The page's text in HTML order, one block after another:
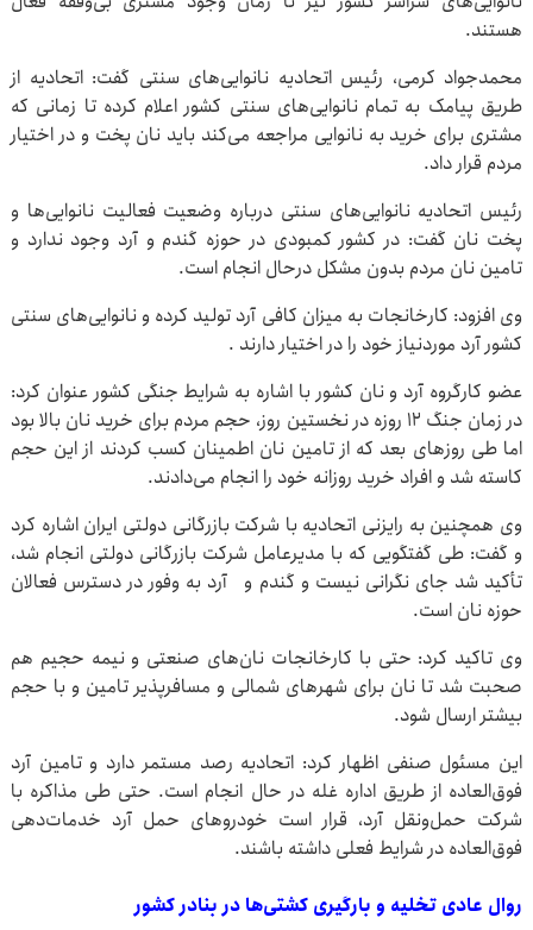
هستند.
محمدجواد کرمی، رئیس اتحادیه نانوایی‌های سنتی گفت: اتحادیه از
طریق پیامک به تمام نانوایی‌های سنتی کشور اعلام کرده تا زمانی که
مشتری برای خرید به نانوایی مراجعه می‌کند باید نان پخت و در اختیار
مردم قرار داد.
رئیس اتحادیه نانوایی‌های سنتی درباره وضعیت فعالیت نانوایی‌ها و
پخت نان گفت: در کشور کمبودی در حوزه گندم و آرد وجود ندارد و
تامین نان مردم بدون مشکل درحال انجام است.
وی افزود: کارخانجات به میزان کافی آرد تولید کرده و نانوایی‌های سنتی
کشور آرد موردنیاز خود را در اختیار دارند .
عضو کارگروه آرد و نان کشور با اشاره به شرایط جنگی کشور عنوان کرد:
در زمان جنگ ۱۲ روزه در نخستین روز، حجم مردم برای خرید نان بالا بود
اما طی روزهای بعد که از تامین نان اطمینان کسب کردند از این حجم
کاسته شد و افراد خرید روزانه خود را انجام می‌دادند.
وی همچنین به رایزنی اتحادیه با شرکت بازرگانی دولتی ایران اشاره کرد
و گفت: طی گفتگویی که با مدیرعامل شرکت بازرگانی دولتی انجام شد،
تأکید شد جای نگرانی نیست و گندم و آرد به وفور در دسترس فعالان
حوزه نان است.
وی تاکید کرد: حتی با کارخانجات نان‌های صنعتی و نیمه حجیم هم
صحبت شد تا نان برای شهرهای شمالی و مسافرپذیر تامین و با حجم
بیشتر ارسال شود.
این مسئول صنفی اظهار کرد: اتحادیه رصد مستمر دارد و تامین آرد
فوق‌العاده‌ از طریق اداره غله در حال انجام است. حتی طی مذاکره با
شرکت حمل‌ونقل آرد، قرار است خودروهای حمل آرد خدمات‌دهی
فوق‌العاده در شرایط فعلی داشته باشند.
روال عادی تخلیه و بارگیری کشتی‌ها در بنادر کشور